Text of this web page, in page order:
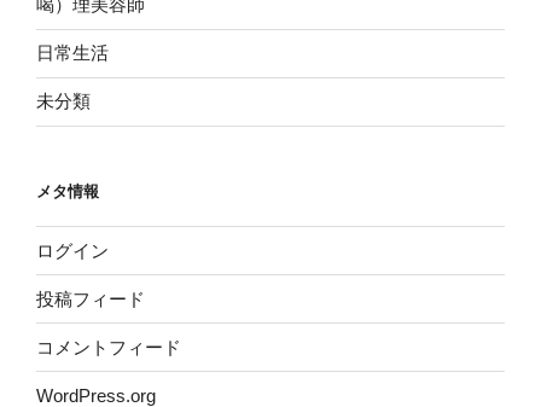
喝）理美容師
日常生活
未分類
メタ情報
ログイン
投稿フィード
コメントフィード
WordPress.org